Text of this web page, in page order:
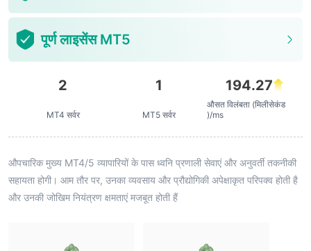
पूर्ण लाइसेंस MT5
2
MT4 सर्वर
1
MT5 सर्वर
194.27
औसत विलंबता (मिलीसेकंड
)/ms
औपचारिक मुख्य MT4/5 व्यापारियों के पास ध्वनि प्रणाली सेवाएं और अनुवर्ती तकनीकी
सहायता होगी। आम तौर पर, उनका व्यवसाय और प्रौद्योगिकी अपेक्षाकृत परिपक्व होती है
और उनकी जोखिम नियंत्रण क्षमताएं मजबूत होती हैं